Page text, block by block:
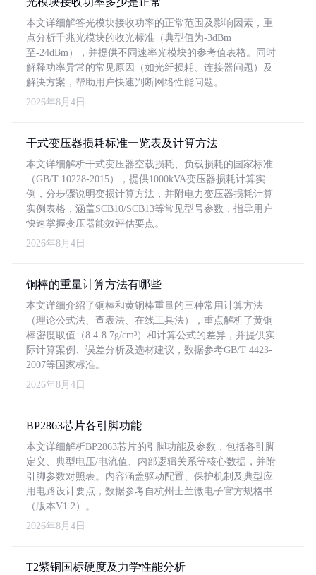
本文详细解答光模块接收功率的正常范围及影响因素，重
点分析千兆光模块的收光标准（典型值为-3dBm
至-24dBm），并提供不同速率光模块的参考值表格。同时
解释功率异常的常见原因（如光纤损耗、连接器问题）及
解决方案，帮助用户快速判断网络性能问题。
2026年8月4日
干式变压器损耗标准一览表及计算方法
本文详细解析干式变压器空载损耗、负载损耗的国家标准
（GB/T 10228-2015），提供1000kVA变压器损耗计算实
例，分步骤说明变损计算方法，并附电力变压器损耗计算
实例表格，涵盖SCB10/SCB13等常见型号参数，指导用户
快速掌握变压器能效评估要点。
2026年8月4日
铜棒的重量计算方法有哪些
本文详细介绍了铜棒和黄铜棒重量的三种常用计算方法
（理论公式法、查表法、在线工具法），重点解析了黄铜
棒密度取值（8.4-8.7g/cm³）和计算公式的差异，并提供实
际计算案例、误差分析及选材建议，数据参考GB/T 4423-
2007等国家标准。
2026年8月4日
BP2863芯片各引脚功能
本文详细解析BP2863芯片的引脚功能及参数，包括各引脚
定义、典型电压/电流值、内部逻辑关系等核心数据，并附
引脚参数对照表。内容涵盖驱动配置、保护机制及典型应
用电路设计要点，数据参考自杭州士兰微电子官方规格书
（版本V1.2）。
2026年8月4日
T2紫铜国标硬度及力学性能分析